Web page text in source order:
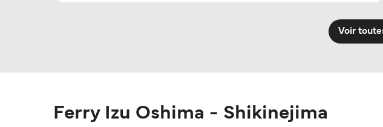
Voir
Ferry Izu Oshima - Shikinejima